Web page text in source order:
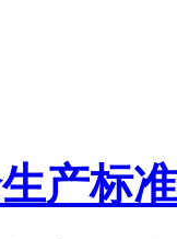
产标